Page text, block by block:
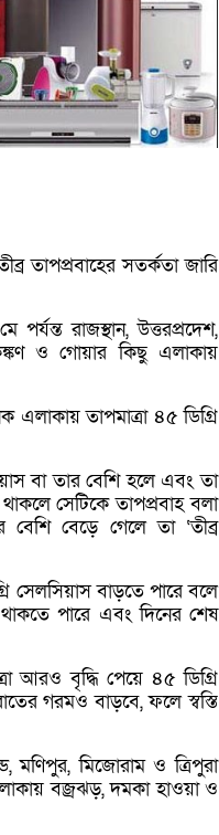
তাপপ্রবাহের সতর্কতা জারি
রাজস্থান, উত্তরপ্রদেশ,
কঙ্কণ ও গোয়ার কিছু এলাকায়
তাপমাত্রা ৪৫ ডিগ্রি
বা তার বেশি হলে এবং তা
সেটিকে তাপপ্রবাহ বলা
বেড়ে গেলে তা ‘তীব্র
সেলসিয়াস বাড়তে পারে বলে
পারে এবং দিনের শেষ
আরও বৃদ্ধি পেয়ে ৪৫ ডিগ্রি
গরমও বাড়বে, ফলে স্বস্তি
মণিপুর, মিজোরাম ও ত্রিপুরা
বজ্রঝড়, দমকা হাওয়া ও